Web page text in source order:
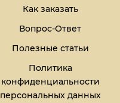
Как заказать
Вопрос-Ответ
Полезные статьи
Политика
конфиденциальности
персональных данных